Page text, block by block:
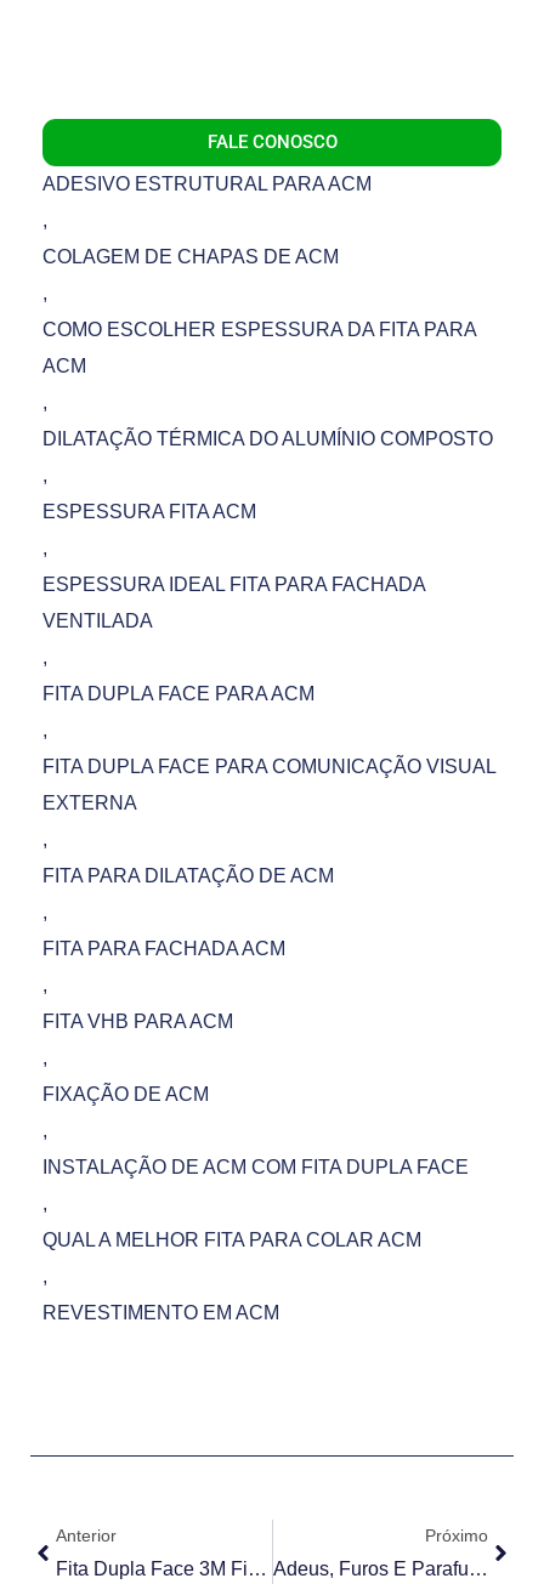
FALE CONOSCO
ADESIVO ESTRUTURAL PARA ACM
,
COLAGEM DE CHAPAS DE ACM
,
COMO ESCOLHER ESPESSURA DA FITA PARA
ACM
,
DILATAÇÃO TÉRMICA DO ALUMÍNIO COMPOSTO
,
ESPESSURA FITA ACM
,
ESPESSURA IDEAL FITA PARA FACHADA
VENTILADA
,
FITA DUPLA FACE PARA ACM
,
FITA DUPLA FACE PARA COMUNICAÇÃO VISUAL
EXTERNA
,
FITA PARA DILATAÇÃO DE ACM
,
FITA PARA FACHADA ACM
,
FITA VHB PARA ACM
,
FIXAÇÃO DE ACM
,
INSTALAÇÃO DE ACM COM FITA DUPLA FACE
,
QUAL A MELHOR FITA PARA COLAR ACM
,
REVESTIMENTO EM ACM
Anterior
Fita Dupla Face 3M Fixação Extrema Em Wenceslau Braz
Próximo
Adeus, Furos E Parafusos: Para Cada Aplicação Uma Fita Dupla Face Aplastec Ideal.